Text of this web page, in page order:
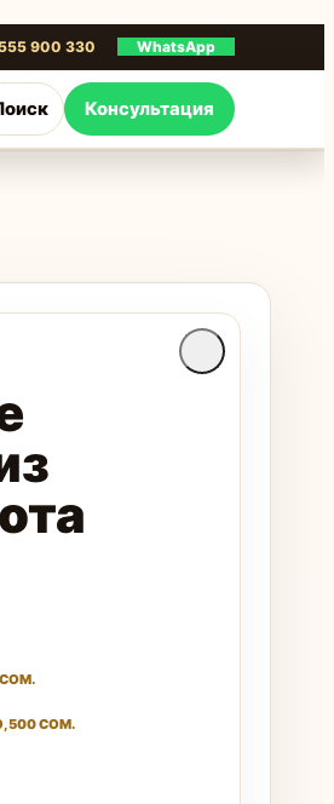
900 330 WhatsApp
Консультация
СОМ.